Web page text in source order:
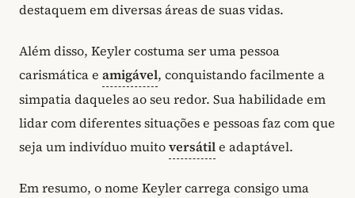
destaquem em diversas áreas de suas vidas.
Além disso, Keyler costuma ser uma pessoa
carismática e amigável, conquistando facilmente a
simpatia daqueles ao seu redor. Sua habilidade em
lidar com diferentes situações e pessoas faz com que
seja um indivíduo muitoversátile adaptável.
Em resumo, o nome Keyler carrega consigo uma